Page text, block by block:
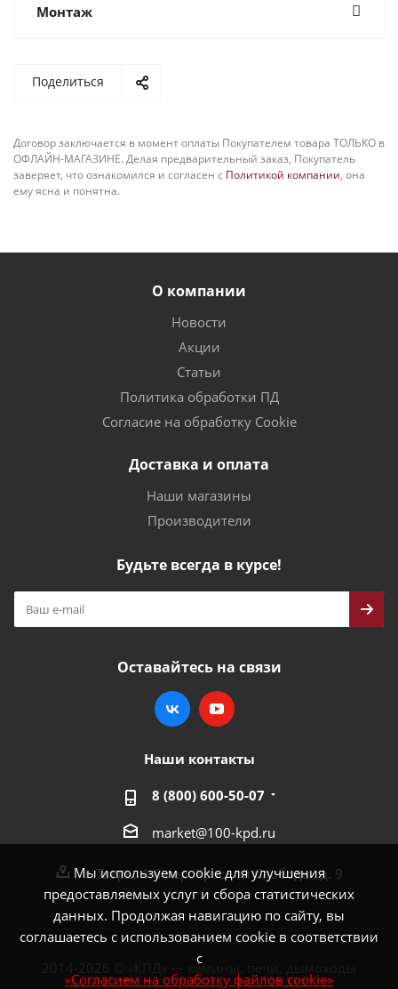
Мы используем cookie для улучшения
предоставляемых услуг и сбора статистических
данных. Продолжая навигацию по сайту, вы
соглашаетесь с использованием cookie в соответствии
с
«Согласием на обработку файлов cookie»
Монтаж
Поделиться
Договор заключается в момент оплаты Покупателем товара ТОЛЬКО в
ОФЛАЙН-МАГАЗИНЕ. Делая предварительный заказ, Покупатель
заверяет, что ознакомился и согласен с Политикой компании, она
ему ясна и понятна.
О компании
Новости
Акции
Статьи
Политика обработки ПД
Согласие на обработку Cookie
Доставка и оплата
Наши магазины
Производители
Будьте всегда в курсе!
Оставайтесь на связи
Наши контакты
8 (800) 600-50-07
market@100-kpd.ru
г. Тверь, 4-й пер. Красной Слободы, д. 9
2014-2026 © «КПД» — камины, печи, дымоходы